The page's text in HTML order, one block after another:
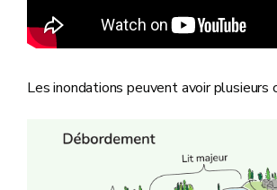
Les inondations peuvent avoir plusieurs